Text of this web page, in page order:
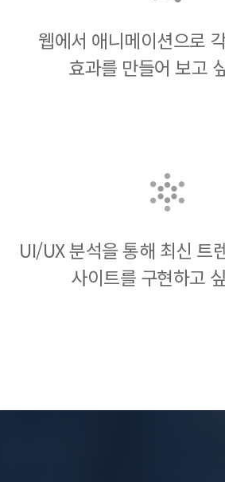
웹에서 애니메이션으로
효과를 만들어 보고
UI/UX 분석을 통해 최신 트
사이트를 구현하고